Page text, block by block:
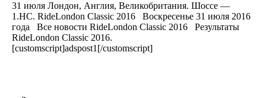
31 июля Лондон, Англия, Великобритания. Шоссе —
1.HC. RideLondon Classic 2016 Воскресенье 31 июля 2016
года Все новости RideLondon Classic 2016 Результаты
RideLondon Classic 2016.
[customscript]adspost1[/customscript]